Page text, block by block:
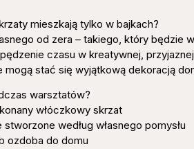
mieszkają tylko w bajkach?
od zera – takiego, który będzie
czasu w kreatywnej,
mogą stać się wyjątkową dekoracją
warsztatów?
włóczkowy skrzat
według własnego pomysłu
ozdoba do domu